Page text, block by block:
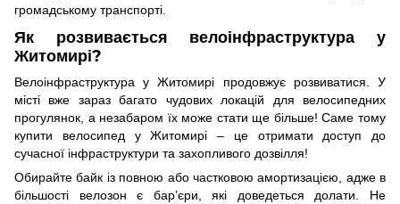
громадському транспорті.
Як розвивається велоінфраструктура у
Житомирі?
Велоінфраструктура у Житомирі продовжує розвиватися. У
місті вже зараз багато чудових локацій для велосипедних
прогулянок, а незабаром їх може стати ще більше! Саме тому
купити велосипед у Житомирі – це отримати доступ до
сучасної інфраструктури та захопливого дозвілля!
Обирайте байк із повною або частковою амортизацією, адже в
більшості велозон є бар’єри, які доведеться долати. Не